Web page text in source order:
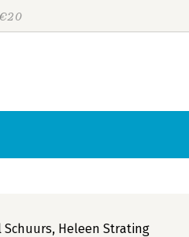
Schuurs, Heleen Strating